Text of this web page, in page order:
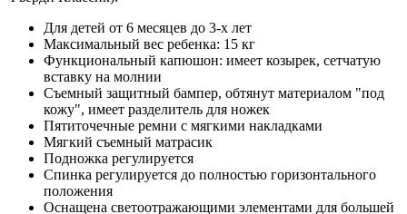
Для детей от 6 месяцев до 3-х лет
Максимальный вес ребенка: 15 кг
Функциональный капюшон: имеет козырек, сетчатую
вставку на молнии
Съемный защитный бампер, обтянут материалом "под
кожу", имеет разделитель для ножек
Пятиточечные ремни с мягкими накладками
Мягкий съемный матрасик
Подножка регулируется
Спинка регулируется до полностью горизонтального
положения
Оснащена светоотражающими элементами для большей